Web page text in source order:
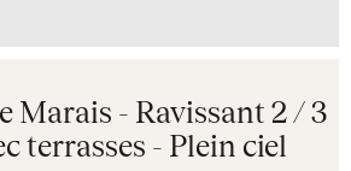
Marais - Ravissant 2 / 3
terrasses - Plein ciel